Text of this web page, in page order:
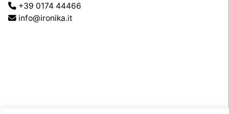
+39 0174 44466
info@ironika.it